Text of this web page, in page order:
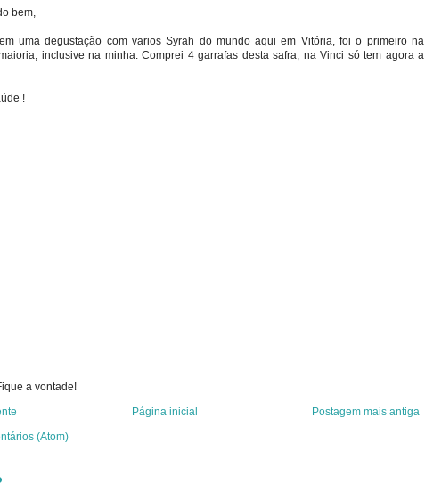
bem,
uma degustação com varios Syrah do mundo aqui em Vitória, foi o primeiro na
inclusive na minha. Comprei 4 garrafas desta safra, na Vinci só tem agora a
!
a vontade!
Postagem mais antiga
Página inicial
(Atom)